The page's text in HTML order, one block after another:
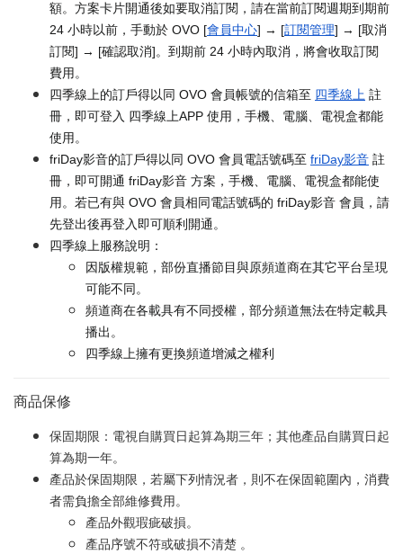
額。方案卡片開通後如要取消訂閱，請在當前訂閱週期到期前
24 小時以前，手動於 OVO [會員中心] → [訂閱管理] → [取消
訂閱] → [確認取消]。到期前 24 小時內取消，將會收取訂閱
費用。
四季線上的訂戶得以同 OVO 會員帳號的信箱至 四季線上 註
冊，即可登入 四季線上APP 使用，手機、電腦、電視盒都能
使用。
friDay影音的訂戶得以同 OVO 會員電話號碼至 friDay影音 註
冊，即可開通 friDay影音 方案，手機、電腦、電視盒都能使
用。若已有與 OVO 會員相同電話號碼的 friDay影音 會員，請
先登出後再登入即可順利開通。
四季線上服務說明：
因版權規範，部份直播節目與原頻道商在其它平台呈現
可能不同。
頻道商在各載具有不同授權，部分頻道無法在特定載具
播出。
四季線上擁有更換頻道增減之權利
商品保修
保固期限：電視自購買日起算為期三年；其他產品自購買日起
算為期一年。
產品於保固期限，若屬下列情況者，則不在保固範圍內，消費
者需負擔全部維修費用。
產品外觀瑕疵破損。
產品序號不符或破損不清楚 。